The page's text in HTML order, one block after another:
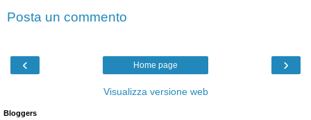
Posta un commento
‹ ›
Home page
Visualizza versione web
Bloggers